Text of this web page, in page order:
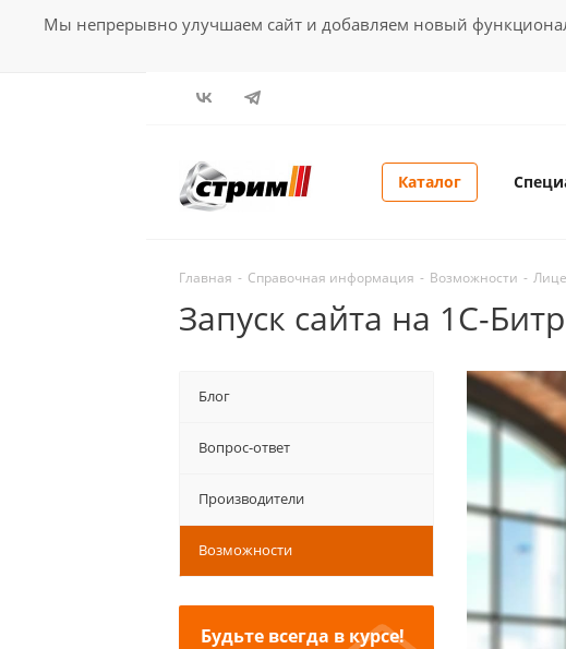
Мы непрерывно улучшаем сайт и добавляем новый
Каталог
Главная - Справочная информация - Возможности -
Запуск сайта на 1С-
Блог
Вопрос-ответ
Производители
Возможности
Будьте всегда в курсе!